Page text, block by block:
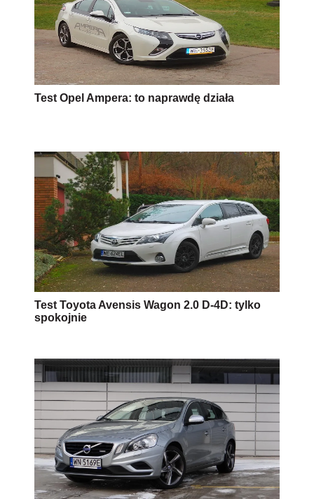
Test Opel Ampera: to naprawdę działa
Test Toyota Avensis Wagon 2.0 D-4D: tylko
spokojnie